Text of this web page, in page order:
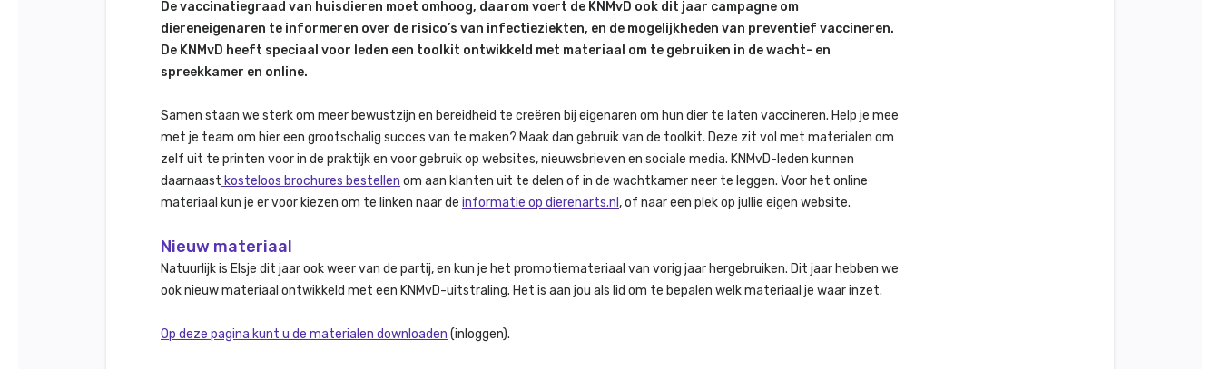
De vaccinatiegraad van huisdieren moet omhoog, daarom voert de KNMvD ook dit jaar campagne om
diereneigenaren te informeren over de risico’s van infectieziekten, en de mogelijkheden van preventief vaccineren.
De KNMvD heeft speciaal voor leden een toolkit ontwikkeld met materiaal om te gebruiken in de wacht- en
spreekkamer en online.
Samen staan we sterk om meer bewustzijn en bereidheid te creëren bij eigenaren om hun dier te laten vaccineren. Help je mee
met je team om hier een grootschalig succes van te maken? Maak dan gebruik van de toolkit. Deze zit vol met materialen om
zelf uit te printen voor in de praktijk en voor gebruik op websites, nieuwsbrieven en sociale media. KNMvD-leden kunnen
daarnaast kosteloos brochures bestellen om aan klanten uit te delen of in de wachtkamer neer te leggen. Voor het online
materiaal kun je er voor kiezen om te linken naar de informatie op dierenarts.nl , of naar een plek op jullie eigen website.
Nieuw materiaal
Natuurlijk is Elsje dit jaar ook weer van de partij, en kun je het promotiemateriaal van vorig jaar hergebruiken. Dit jaar hebben we
ook nieuw materiaal ontwikkeld met een KNMvD-uitstraling. Het is aan jou als lid om te bepalen welk materiaal je waar inzet.
Op deze pagina kunt u de materialen downloaden (inloggen).